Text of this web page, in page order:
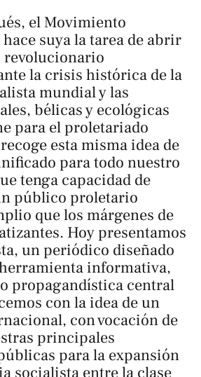
el Movimiento
suya la tarea de abrir
revolucionario
la crisis histórica de la
mundial y las
bélicas y ecológicas
para el proletariado
esta misma idea de
para todo nuestro
tenga capacidad de
público proletario
que los márgenes de
Hoy presentamos
, un periódico diseñado
informativa,
propagandística central
con la idea de un
, con vocación de
principales
para la expansión
socialista entre la clase